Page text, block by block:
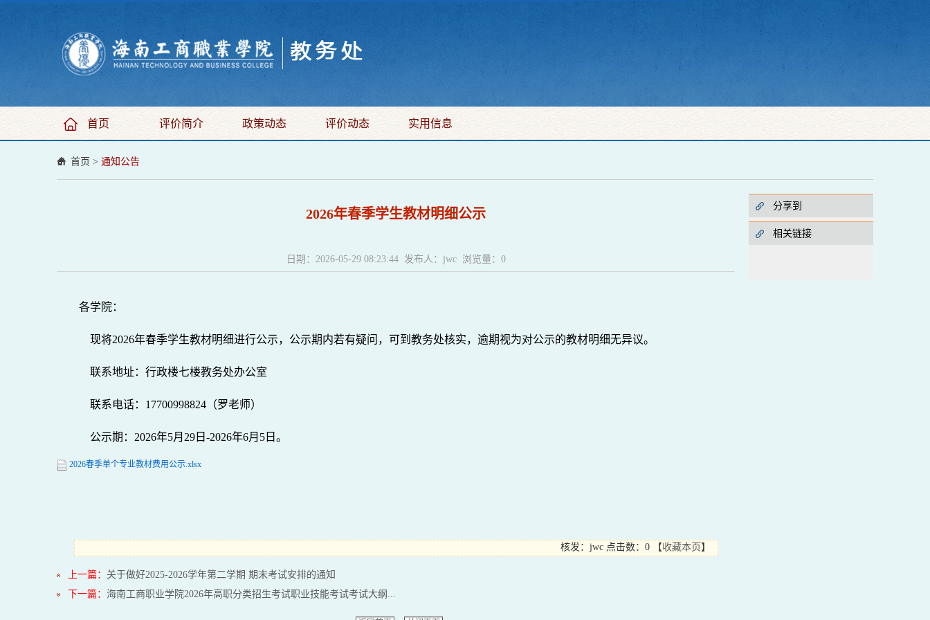
首页 评价简介 政策动态 评价动态 实用信息
首页 > 通知公告
2026年春季学生教材明细公示
日期：2026-05-29 08:23:44 发布人：jwc 浏览量： 0
各学院：
现将2026年春季学生教材明细进行公示，公示期内若有疑问，可到教务处核实，逾期视为对公示的教材明细无异议。
联系地址：行政楼七楼教务处办公室
联系电话：17700998824（罗老师）
公示期：2026年5月29日-2026年6月5日。
2026春季单个专业教材费用公示.xlsx
核发：jwc 点击数：0 【收藏本页 】
上一篇： 关于做好2025-2026学年第二学期 期末考试安排的通知
下一篇： 海南工商职业学院2026年高职分类招生考试职业技能考试考试大纲...
分享到
相关链接